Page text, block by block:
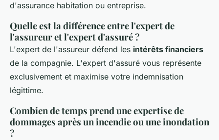
d'assurance habitation ou entreprise.
Quelle est la différence entre l'expert de
l'assureur et l'expert d'assuré ?
L'expert de l'assureur défend les intérêts financiers
de la compagnie. L'expert d'assuré vous représente
exclusivement et maximise votre indemnisation
légittime.
Combien de temps prend une expertise de
dommages après un incendie ou une inondation
?